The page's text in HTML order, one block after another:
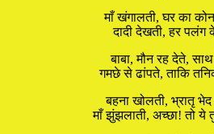
माँ खंगालती, घर का
दादी देखती, हर पलंग
बाबा, मौन रह देते,
गमछे से ढांपते, ताकि
बहना खोलती, भ्रातृ भेद
माँ झुंझलाती, अच्छा! तो ये